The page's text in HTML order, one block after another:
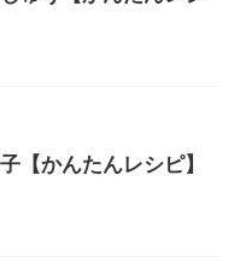
【かんたんレシピ】